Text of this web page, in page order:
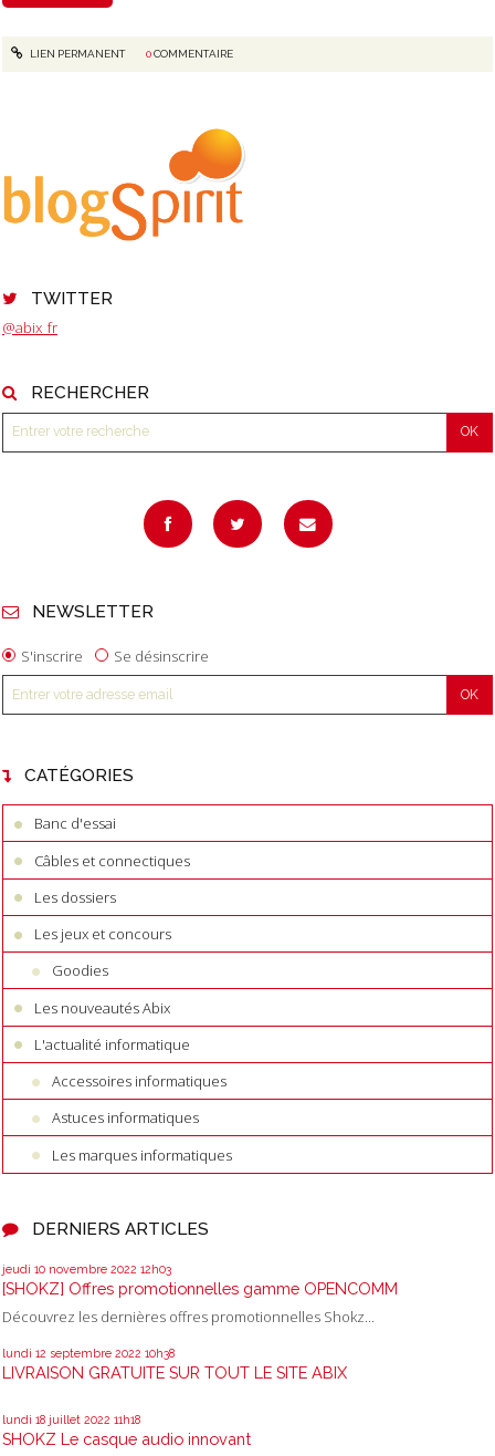
TWITTER
@abix_fr
RECHERCHER
NEWSLETTER
S'inscrire Se désinscrire
CATÉGORIES
Banc d'essai
Câbles et connectiques
Les dossiers
Les jeux et concours
Goodies
Les nouveautés Abix
L'actualité informatique
Accessoires informatiques
Astuces informatiques
Les marques informatiques
DERNIERS ARTICLES
jeudi 10 novembre 2022 12h03
[SHOKZ] Offres promotionnelles gamme OPENCOMM
Découvrez les dernières offres promotionnelles Shokz...
lundi 12 septembre 2022 10h38
LIVRAISON GRATUITE SUR TOUT LE SITE ABIX
lundi 18 juillet 2022 11h18
SHOKZ Le casque audio innovant
LIEN PERMANENT 0COMMENTAIRE